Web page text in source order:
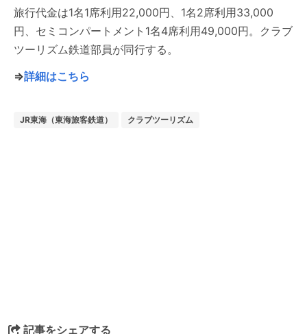
旅行代金は1名1席利用22,000円、1名2席利用33,000
円、セミコンパートメント1名4席利用49,000円。クラブ
ツーリズム鉄道部員が同行する。
⇒詳細はこちら
JR東海（東海旅客鉄道） クラブツーリズム
記事をシェアする